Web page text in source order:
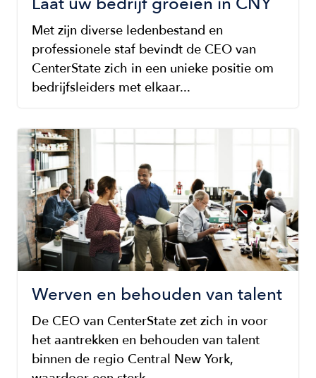
Met zijn diverse ledenbestand en
professionele staf bevindt de CEO van
CenterState zich in een unieke positie om
bedrijfsleiders met elkaar...
Image
Werven en behouden van talent
De CEO van CenterState zet zich in voor
het aantrekken en behouden van talent
binnen de regio Central New York,